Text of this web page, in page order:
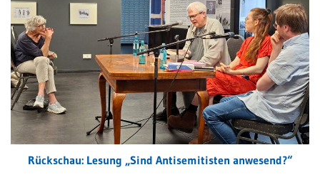
Rückschau: Lesung „Sind Antisemitisten anwesend?“